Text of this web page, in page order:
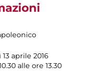
aprile 2016
alle ore 13.30